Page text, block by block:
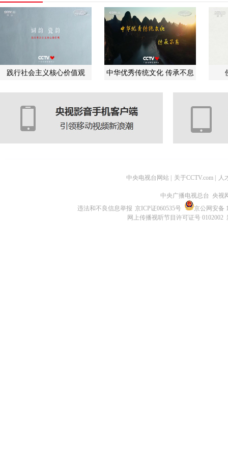
践行社会主义核心价值观 中华优秀传统文化 传承不息
中央电视台网站 关于CCTV.com 人
中央广播电视总台 央视
违法和不良信息举报 京ICP证060535号
京公网安备
网上传播视听节目许可证号 0102002